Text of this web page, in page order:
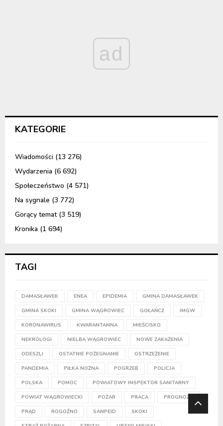
ad
KATEGORIE
Wiadomości (13 276)
Wydarzenia (6 692)
Społeczeństwo (4 571)
Na sygnale (3 772)
Gorący temat(3 519)
Kronika (1 694)
TAGI
DAMASŁAWEK ENEA EPIDEMIA GMINA DAMASŁAWEK
GMINA SKOKI GMINA WĄGROWIEC GOŁAŃCZ IMGW
KORONAWIRUS KWARANTANNA MIEŚCISKO
NEKROLOGI NIELBA WĄGROWIEC NOWE ZAKAŻENIA
ODESZLI OSTATNIE POŻEGNANIE OSTRZEŻENIE
PANDEMIA PIŁKA NOŻNA POGRZEB POLICJA
POLSKA POMOC POWIATOWY INSPEKTOR SANITARNY
POWIAT WĄGROWIECKI POŻAR PRACA PROGNOZA
PRĄD ROGOŹNO SANPEID SKOKI